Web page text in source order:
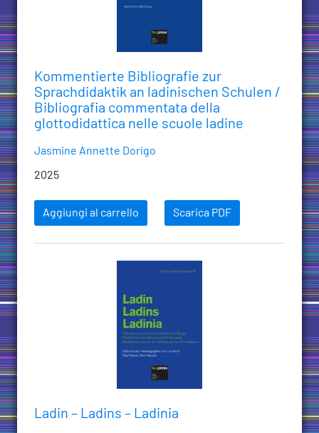
Kommentierte Bibliografie zur
Sprachdidaktik an ladinischen Schulen /
Bibliografia commentata della
glottodidattica nelle scuole ladine
Jasmine Annette Dorigo
2025
Aggiungi al carrello Scarica PDF
Ladin – Ladins – Ladinia